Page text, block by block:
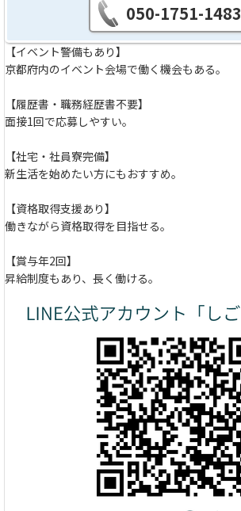
050-1751-1483
【イベント警備もあり】
京都府内のイベント会場で働く機会もある。
【履歴書・職務経歴書不要】
面接1回で応募しやすい。
【社宅・社員寮完備】
新生活を始めたい方にもおすすめ。
【資格取得支援あり】
働きながら資格取得を目指せる。
【賞与年2回】
昇給制度もあり、長く働ける。